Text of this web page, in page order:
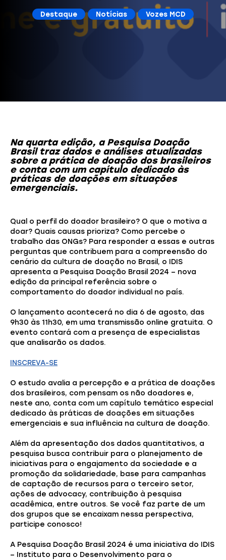
Destaque Notícias Vozes MCD
Na quarta edição, a Pesquisa Doação
Brasil traz dados e análises atualizadas
sobre a prática de doação dos brasileiros
e conta com um capítulo dedicado às
práticas de doações em situações
emergenciais.
Qual o perfil do doador brasileiro? O que o motiva a
doar? Quais causas prioriza? Como percebe o
trabalho das ONGs? Para responder a essas e outras
perguntas que contribuem para a compreensão do
cenário da cultura de doação no Brasil, o IDIS
apresenta a Pesquisa Doação Brasil 2024 – nova
edição da principal referência sobre o
comportamento do doador individual no país.
O lançamento acontecerá no dia 6 de agosto, das
9h30 às 11h30, em uma transmissão online gratuita. O
evento contará com a presença de especialistas
que analisarão os dados.
INSCREVA-SE
O estudo avalia a percepção e a prática de doações
dos brasileiros, com pensam os não doadores e,
neste ano, conta com um capítulo temático especial
dedicado às práticas de doações em situações
emergenciais e sua influência na cultura de doação.
Além da apresentação dos dados quantitativos, a
pesquisa busca contribuir para o planejamento de
iniciativas para o engajamento da sociedade e a
promoção da solidariedade, base para campanhas
de captação de recursos para o terceiro setor,
ações de advocacy, contribuição à pesquisa
acadêmica, entre outros. Se você faz parte de um
dos grupos que se encaixam nessa perspectiva,
participe conosco!
A Pesquisa Doação Brasil 2024 é uma iniciativa do IDIS
– Instituto para o Desenvolvimento para o